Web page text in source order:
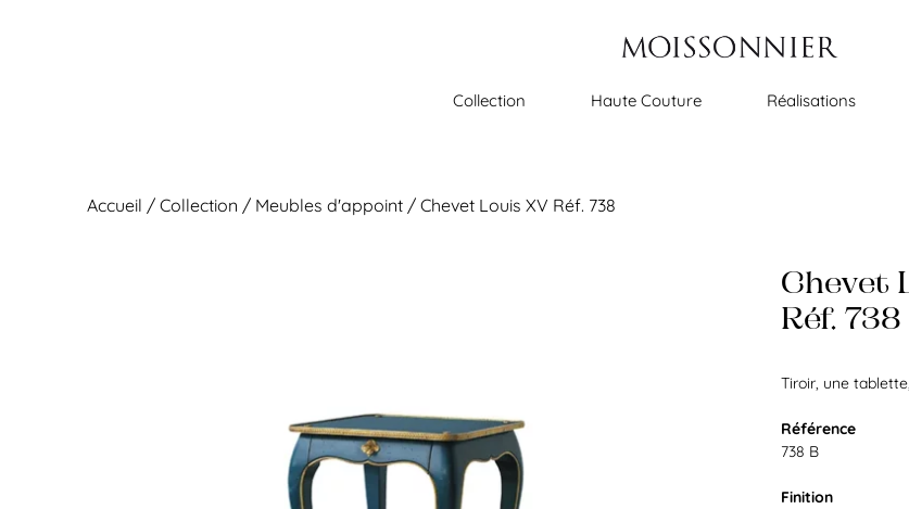
Collection Haute Couture Réalisations
Accueil /Collection / Meubles d'appoint / Chevet Louis XV Réf. 738
Chevet
Réf. 738
Tiroir, une
Référence
738 B
Finition